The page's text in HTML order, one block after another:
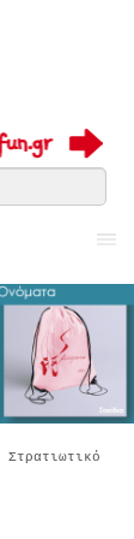
Στρατιωτικό